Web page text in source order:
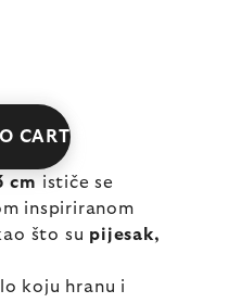
CART
cm ističe se
inspiriranom
što su pijesak,
koju hranu i